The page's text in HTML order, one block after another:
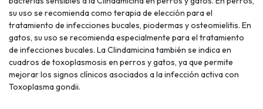
su uso se recomienda como terapia de elección para el
tratamiento de infecciones bucales, piodermas y osteomielitis. En
gatos, su uso se recomienda especialmente para el tratamiento
de infecciones bucales. La Clindamicina también se indica en
cuadros de toxoplasmosis en perros y gatos, ya que permite
mejorar los signos clínicos asociados a la infección activa con
Toxoplasma gondii.